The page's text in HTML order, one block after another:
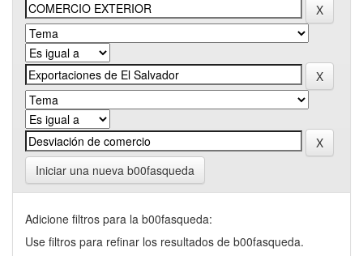
Iniciar una nueva b00fasqueda
Adicione filtros para la b00fasqueda:
Use filtros para refinar los resultados de b00fasqueda.